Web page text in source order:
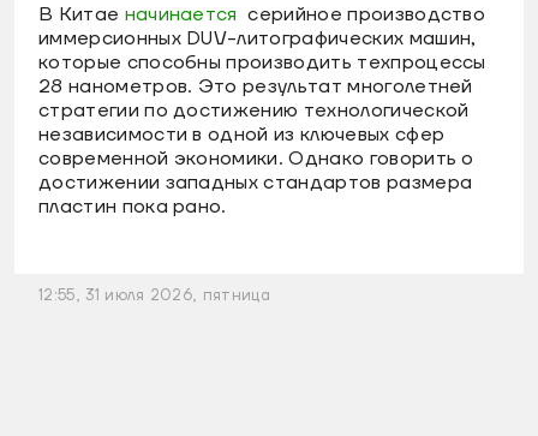
В Китае начинается серийное производство
иммерсионных DUV-литографических машин,
которые способны производить техпроцессы
28 нанометров. Это результат многолетней
стратегии по достижению технологической
независимости в одной из ключевых сфер
современной экономики. Однако говорить о
достижении западных стандартов размера
пластин пока рано.
12:55, 31 июля 2026, пятница